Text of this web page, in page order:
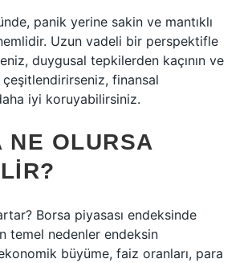
panik yerine sakin ve mantıklı
Uzun vadeli bir perspektifle
duygusal tepkilerden kaçının ve
finansal
iyi koruyabilirsiniz.
NE OLURSA
Borsa piyasası endeksinde
temel nedenler endeksin
büyüme, faiz oranları, para